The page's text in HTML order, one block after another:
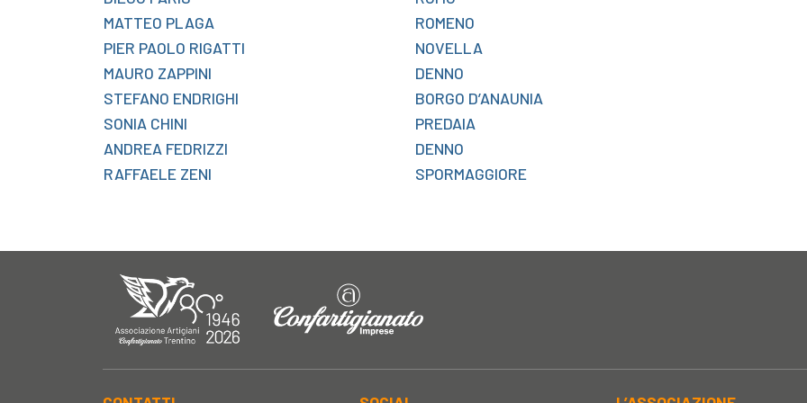
MATTEO PLAGA
ROMENO
PIER PAOLO RIGATTI
NOVELLA
MAURO ZAPPINI
DENNO
STEFANO ENDRIGHI
BORGO D’ANAUNIA
SONIA CHINI
PREDAIA
ANDREA FEDRIZZI
DENNO
RAFFAELE ZENI
SPORMAGGIORE